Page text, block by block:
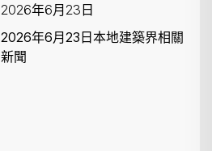
2026年6月23日
2026年6月23日本地建築界相關
新聞